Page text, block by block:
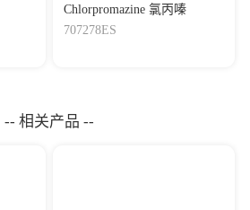
Chlorpromazine 氯丙嗪
707278ES
-- 相关产品 --